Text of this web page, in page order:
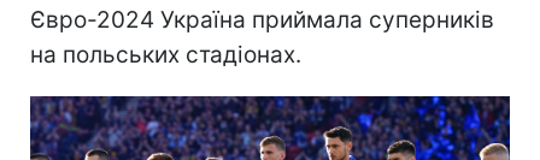
Євро-2024 Україна приймала суперників
на польських стадіонах.